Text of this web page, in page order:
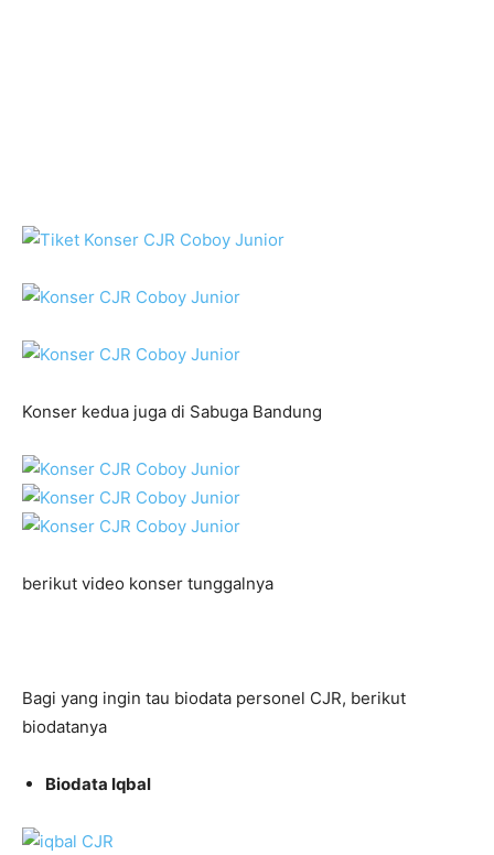
Konser kedua juga di Sabuga Bandung
berikut video konser tunggalnya
Bagi yang ingin tau biodata personel CJR, berikut
biodatanya
Biodata Iqbal